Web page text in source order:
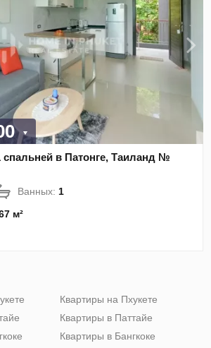
спальней в Патонге, Таиланд №
Ванных:1
м²
Квартиры на Пхукете
Квартиры в Паттайе
Квартиры в Бангкоке